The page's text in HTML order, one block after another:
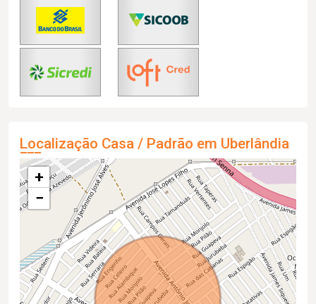
Localização Casa / Padrão em Uberlândia
+
−